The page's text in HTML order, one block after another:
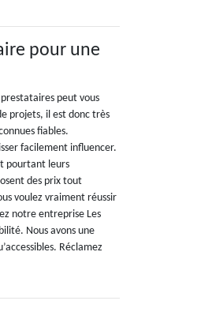
pour une
peut vous
projets, il est donc très
fiables.
facilement influencer.
pourtant leurs
des prix tout
voulez vraiment réussir
notre entreprise Les
Nous avons une
Réclamez